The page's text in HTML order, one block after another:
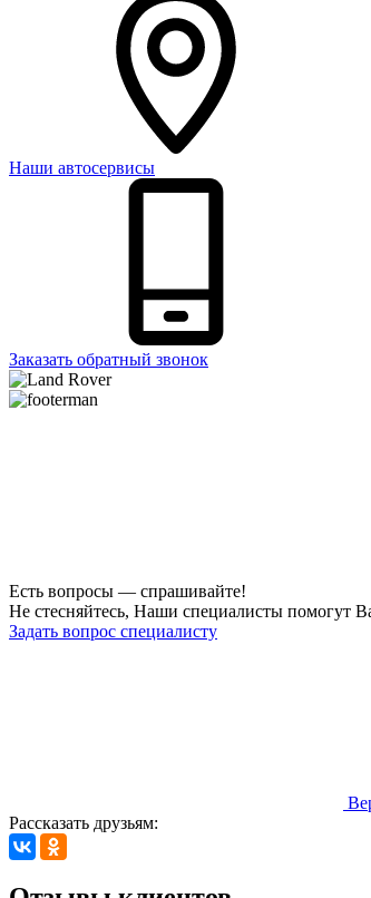
Наши автосервисы
Заказать обратный звонок
Есть вопросы — спрашивайте!
Не стесняйтесь, Наши специалисты помогут
Задать вопрос специалисту
Рассказать друзьям: